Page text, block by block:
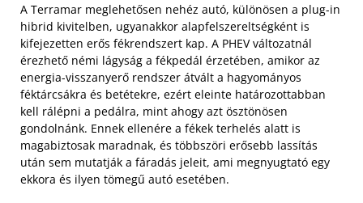
A Terramar meglehetősen nehéz autó, különösen a plug-in
hibrid kivitelben, ugyanakkor alapfelszereltségként is
kifejezetten erős fékrendszert kap. A PHEV változatnál
érezhető némi lágyság a fékpedál érzetében, amikor az
energia-visszanyerő rendszer átvált a hagyományos
féktárcsákra és betétekre, ezért eleinte határozottabban
kell rálépni a pedálra, mint ahogy azt ösztönösen
gondolnánk. Ennek ellenére a fékek terhelés alatt is
magabiztosak maradnak, és többszöri erősebb lassítás
után sem mutatják a fáradás jeleit, ami megnyugtató egy
ekkora és ilyen tömegű autó esetében.